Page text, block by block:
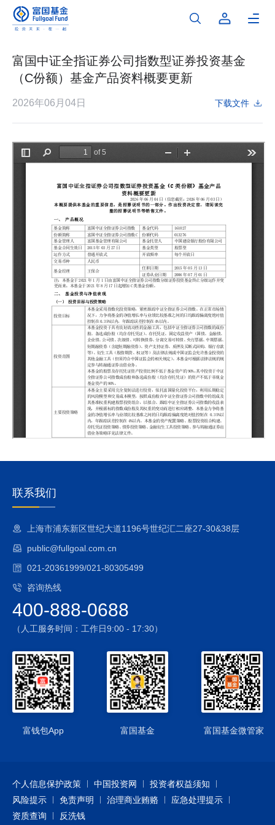
富国中证全指证券公司指数型证券投资基金
（C份额）基金产品资料概要更新
2026年06月04日 下载文件
联系我们
上海市浦东新区世纪大道1196号世纪汇二座27-30&38层
public@fullgoal.com.cn
021-20361999/021-80305499
咨询热线
400-888-0688
（人工服务时间：工作日9:00 - 17:30）
富钱包App 富国基金 富国基金微管家
个人信息保护政策 中国投资网
投资者权益须知
风险提示
免责声明 治理商业贿赂
应急处理提示
资质查询
反洗钱